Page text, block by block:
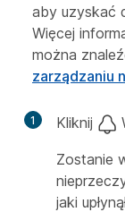
aby uzyskać
Więcej
można
zarządzaniu
1 Kliknij
Zostanie
jaki